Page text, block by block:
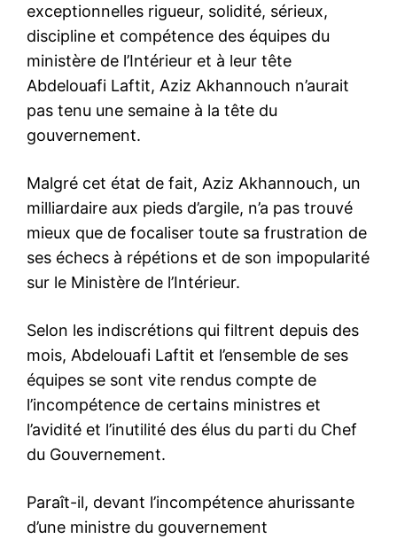
exceptionnelles rigueur, solidité, sérieux,
discipline et compétence des équipes du
ministère de l’Intérieur et à leur tête
Abdelouafi Laftit, Aziz Akhannouch n’aurait
pas tenu une semaine à la tête du
gouvernement.
Malgré cet état de fait, Aziz Akhannouch, un
milliardaire aux pieds d’argile, n’a pas trouvé
mieux que de focaliser toute sa frustration de
ses échecs à répétions et de son impopularité
sur le Ministère de l’Intérieur.
Selon les indiscrétions qui filtrent depuis des
mois, Abdelouafi Laftit et l’ensemble de ses
équipes se sont vite rendus compte de
l’incompétence de certains ministres et
l’avidité et l’inutilité des élus du parti du Chef
du Gouvernement.
Paraît-il, devant l’incompétence ahurissante
d’une ministre du gouvernement